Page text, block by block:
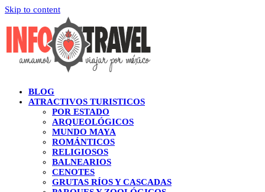
Skip to content
BLOG
ATRACTIVOS TURISTICOS
POR ESTADO
ARQUEOLÓGICOS
MUNDO MAYA
ROMÁNTICOS
RELIGIOSOS
BALNEARIOS
CENOTES
GRUTAS RÍOS Y CASCADAS